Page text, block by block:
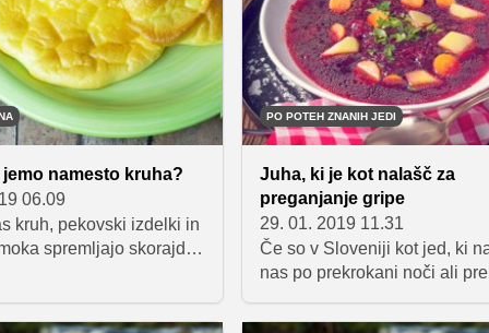
jemo namesto kruha?
06.09
kruh, pekovski izdelki in
spremljajo skorajda
uporabo ali se jim
PO POTEH ZNANIH JEDI
Juha, ki je kot nalašč za
preganjanje gripe
29. 01. 2019 11.31
Če so v Sloveniji kot jed, ki
nas po prekrokani noči ali
sarme, kokošja in goveja